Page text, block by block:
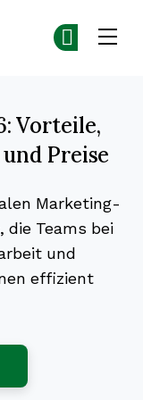
Vorteile,
Preise
Marketing-
die Teams bei
und
effizient